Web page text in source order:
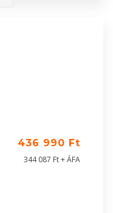
436 990 Ft
344 087 Ft + ÁFA